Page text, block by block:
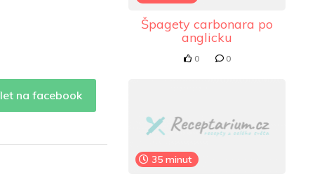
na facebook
Špagety carbonara po
anglicku
0 0
35 minut